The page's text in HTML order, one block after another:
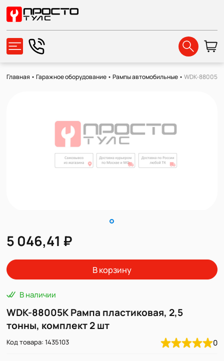
Главная •Гаражное оборудование •Рампы автомобильные •WDK-88005K
5 046,41 ₽
В корзину
В наличии
WDK-88005K Рампа пластиковая, 2,5
тонны, комплект 2 шт
Код товара: 1435103 0